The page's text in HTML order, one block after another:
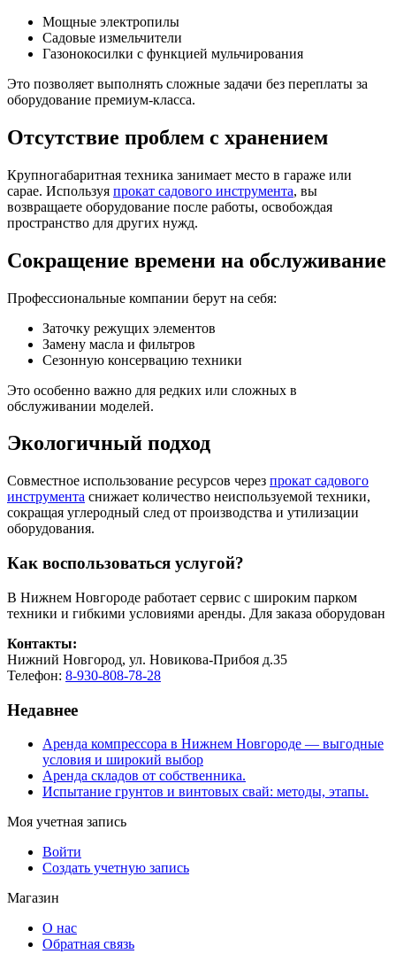
Мощные электропилы
Садовые измельчители
Газонокосилки с функцией мульчирования
Это позволяет выполнять сложные задачи без переплаты за
оборудование премиум-класса.
Отсутствие проблем с хранением
Крупногабаритная техника занимает место в гараже или
сарае. Используя прокат садового инструмента, вы
возвращаете оборудование после работы, освобождая
пространство для других нужд.
Сокращение времени на обслуживание
Профессиональные компании берут на себя:
Заточку режущих элементов
Замену масла и фильтров
Сезонную консервацию техники
Это особенно важно для редких или сложных в
обслуживании моделей.
Экологичный подход
Совместное использование ресурсов через прокат садового
инструмента снижает количество неиспользуемой техники,
сокращая углеродный след от производства и утилизации
оборудования.
Как воспользоваться услугой?
В Нижнем Новгороде работает сервис с широким парком
техники и гибкими условиями аренды. Для заказа оборудован
Контакты:
Нижний Новгород, ул. Новикова-Прибоя д.35
Телефон: 8-930-808-78-28
Недавнее
Аренда компрессора в Нижнем Новгороде — выгодные
условия и широкий выбор
Аренда складов от собственника.
Испытание грунтов и винтовых свай: методы, этапы.
Моя учетная запись
Войти
Создать учетную запись
Магазин
О нас
Обратная связь